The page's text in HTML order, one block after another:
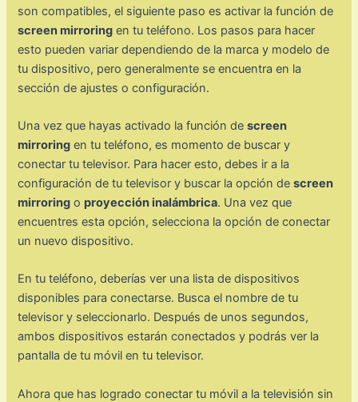
son compatibles, el siguiente paso es activar la función de
screen mirroring en tu teléfono. Los pasos para hacer
esto pueden variar dependiendo de la marca y modelo de
tu dispositivo, pero generalmente se encuentra en la
sección de ajustes o configuración.
Una vez que hayas activado la función descreen
mirroring en tu teléfono, es momento de buscar y
conectar tu televisor. Para hacer esto, debes ir a la
configuración de tu televisor y buscar la opción descreen
mirroring o proyección inalámbrica. Una vez que
encuentres esta opción, selecciona la opción de conectar
un nuevo dispositivo.
En tu teléfono, deberías ver una lista de dispositivos
disponibles para conectarse. Busca el nombre de tu
televisor y seleccionarlo. Después de unos segundos,
ambos dispositivos estarán conectados y podrás ver la
pantalla de tu móvil en tu televisor.
Ahora que has logrado conectar tu móvil a la televisión sin